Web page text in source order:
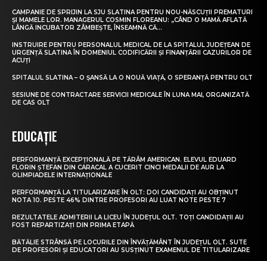
CAMPANIE DE SPRIJIN LA SJU SLATINA PENTRU NOU-NĂSCUȚII PREMATURI
ȘI MAMELE LOR. MANAGERUL COSMIN FLOREANU: „CÂND O MAMĂ AFLATĂ
LÂNGĂ INCUBATOR ZÂMBEȘTE, ÎNSEAMNĂ CĂ...
INSTRUIRE PENTRU PERSONALUL MEDICAL DE LA SPITALUL JUDEȚEAN DE
URGENȚĂ SLATINA ÎN DOMENIUL CODIFICĂRII ȘI FINANȚĂRII CAZURILOR DE
ACUȚI
SPITALUL SLATINA – O ȘANSĂ LA O NOUĂ VIAȚĂ, O SPERANȚĂ PENTRU OLT
SESIUNE DE CONTRACTARE SERVICII MEDICALE ÎN LUNA MAI, ORGANIZATĂ
DE CAS OLT
EDUCAȚIE
PERFORMANȚĂ EXCEPȚIONALĂ PE TĂRÂM AMERICAN. ELEVUL EDUARD
FLORIN ȘTEFAN DIN CARACAL A CUCERIT CINCI MEDALII DE AUR LA
OLIMPIADELE INTERNAȚIONALE
PERFORMANȚĂ LA TITULARIZARE ÎN OLT: DOI CANDIDAȚI AU OBȚINUT
NOTA 10. PESTE 46% DINTRE PROFESORI AU LUAT NOTE PESTE 7
REZULTATELE ADMITERII LA LICEU ÎN JUDEȚUL OLT. TOȚI CANDIDAȚII AU
FOST REPARTIZAȚI DIN PRIMA ETAPĂ
BĂTĂLIE STRÂNSĂ PE LOCURILE DIN ÎNVĂȚĂMÂNT ÎN JUDEȚUL OLT. SUTE
DE PROFESORI ȘI EDUCATORI AU SUSȚINUT EXAMENUL DE TITULARIZARE